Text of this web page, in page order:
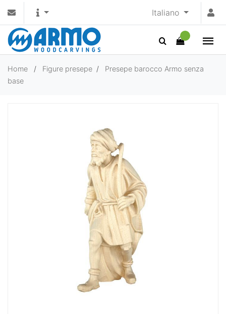
Italiano
Home / Figure presepe /
Presepe barocco Armo senza
base